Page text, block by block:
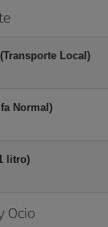
Local)
Normal)
litro)
Ocio